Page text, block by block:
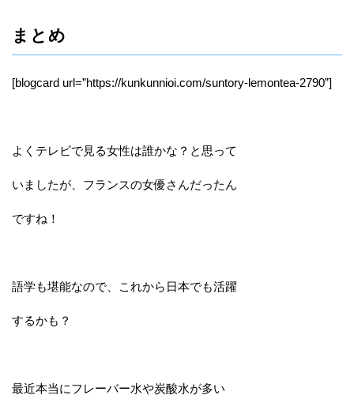
まとめ
[blogcard url=”https://kunkunnioi.com/suntory-lemontea-2790”]
よくテレビで見る女性は誰かな？と思って
いましたが、フランスの女優さんだったん
ですね！
語学も堪能なので、これから日本でも活躍
するかも？
最近本当にフレーバー水や炭酸水が多い